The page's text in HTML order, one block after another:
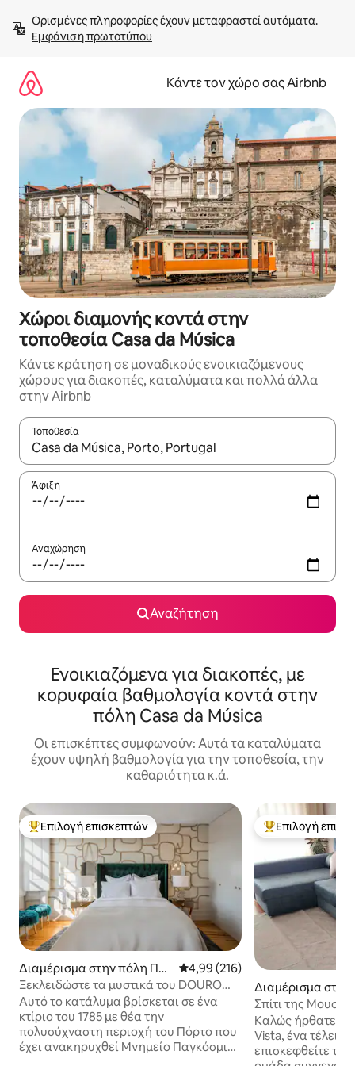
στο
περιεχόμενοΕμφάνιση πρωτοτύπου
Κάντε τον χώρο σας Airbnb
Χώροι διαμονής κοντά στην
τοποθεσία Casa da Música
Κάντε κράτηση σε μοναδικούς ενοικιαζόμενους
χώρους για διακοπές, καταλύματα και πολλά άλλα
στην Airbnb
Τοποθεσία
Όταν τα αποτελέσματα είναι διαθέσιμα, μπορείτε να
Άφιξη
Αναχώρηση
Αναζήτηση
Ενοικιαζόμενα για διακοπές, με
κορυφαία βαθμολογία κοντά στην
πόλη Casa da Música
Οι επισκέπτες συμφωνούν: Αυτά τα καταλύματα
έχουν υψηλή βαθμολογία για την τοποθεσία, την
καθαριότητα κ.ά.
Κορυφαία επιλογή επισκεπτών
Επιλογή επισκεπτών
Διαμέρισμα στην πόλη Πόρ
το
Μέση βαθμολογία: 4,99 στα 5,
4,99 (216)
Ξεκλειδώστε τα μυστικά του DOURO
στο Magic Home - Wifi Airco
Αυτό το κατάλυμα βρίσκεται σε ένα
κτίριο του 1785 με θέα την
πολυσύχναστη περιοχή του Πόρτο που
έχει ανακηρυχθεί Μνημείο Παγκόσμιας
Κορυφαία
Επιλογή
Διαμέρισμα
ρτο
Σπίτι της
Καλώς ήρθατε
Vista, ένα τέλειο
επισκεφθείτε το